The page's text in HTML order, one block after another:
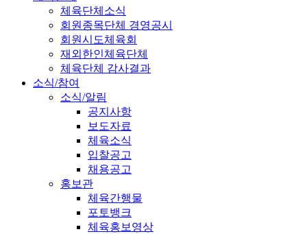
체육단체소식
회원종목단체 경영공시
회원시도체육회
재외한인체육단체
체육단체 감사결과
소식/참여
소식/알림
공지사항
보도자료
체육소식
입찰공고
채용공고
홍보관
체육간행물
포토뱅크
체육홍보영상